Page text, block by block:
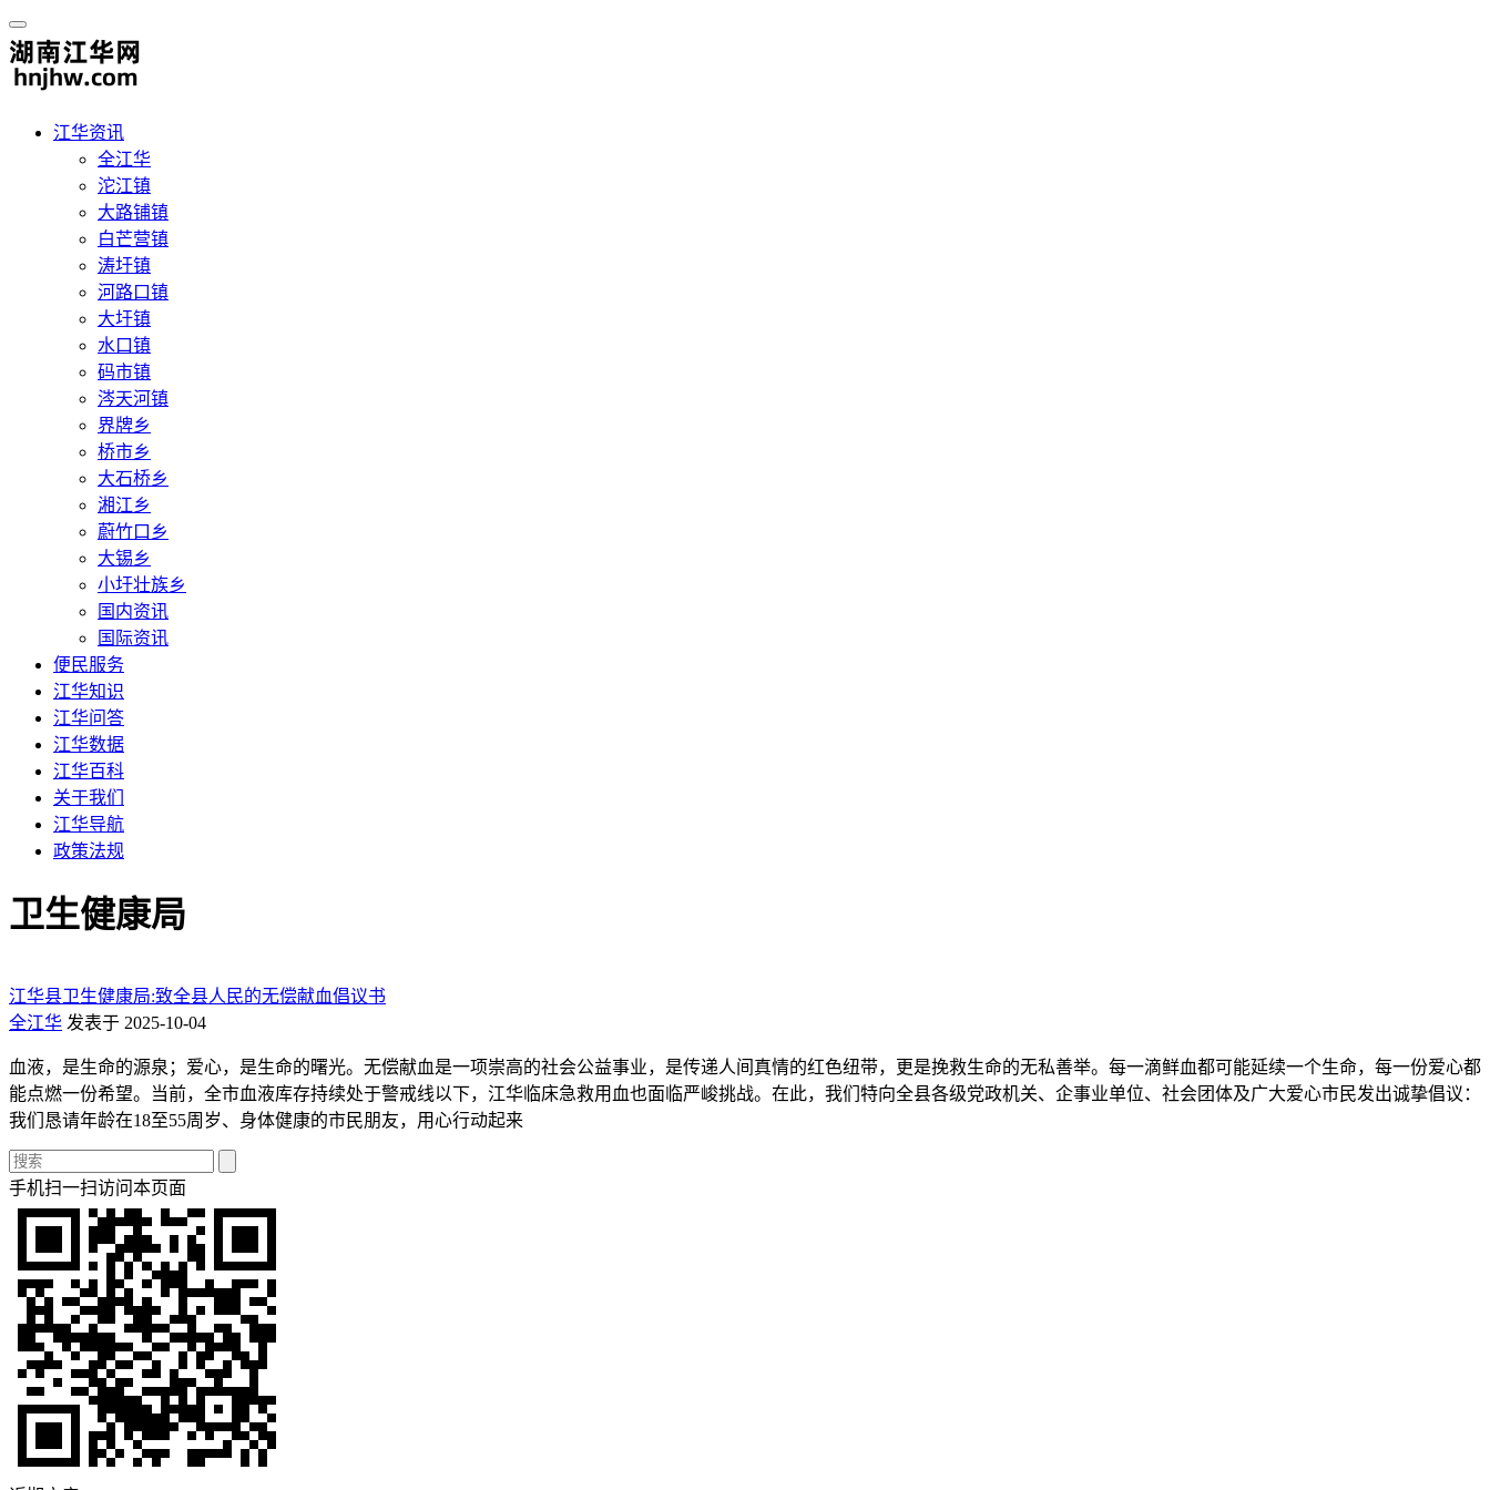
江华资讯
全江华
沱江镇
大路铺镇
白芒营镇
涛圩镇
河路口镇
大圩镇
水口镇
码市镇
涔天河镇
界牌乡
桥市乡
大石桥乡
湘江乡
蔚竹口乡
大锡乡
小圩壮族乡
国内资讯
国际资讯
便民服务
江华知识
江华问答
江华数据
江华百科
关于我们
江华导航
政策法规
卫生健康局
江华县卫生健康局:致全县人民的无偿献血倡议书
全江华 发表于 2025-10-04
血液，是生命的源泉；爱心，是生命的曙光。无偿献血是一项崇高的社会公益事业，是传递人间真情的红色纽带，更是挽救生命的无私善举。每一滴鲜血都可能延续一个生命，每一份爱心都
能点燃一份希望。当前，全市血液库存持续处于警戒线以下，江华临床急救用血也面临严峻挑战。在此，我们特向全县各级党政机关、企事业单位、社会团体及广大爱心市民发出诚挚倡议：
我们恳请年龄在18至55周岁、身体健康的市民朋友，用心行动起来
手机扫一扫访问本页面